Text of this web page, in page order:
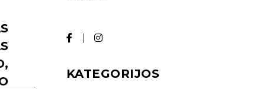
KATEGORIJOS